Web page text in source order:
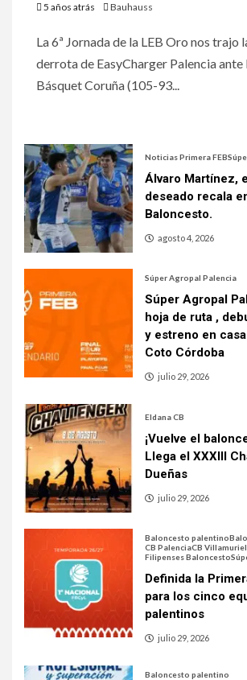
5 años atrás Bauhauss
La 6ª Jornada de la LEB Oro nos trajo
derrota de EasyCharger Palencia ante
Básquet Coruña (105-93...
Noticias Primera FEB
Álvaro Martínez,
deseado recala
Baloncesto.
agosto 4, 2026
Súper Agropal Palencia
Súper Agropal
hoja de ruta ,
y estreno en
Coto Córdoba
julio 29, 2026
Eldana CB
¡Vuelve el
Llega el XXXIII
Dueñas
julio 29, 2026
Baloncesto palentino
CB PalenciaCB Villamuriel
Filipenses Baloncesto
Definida la
para los cinco
palentinos
julio 29, 2026
Baloncesto palentino